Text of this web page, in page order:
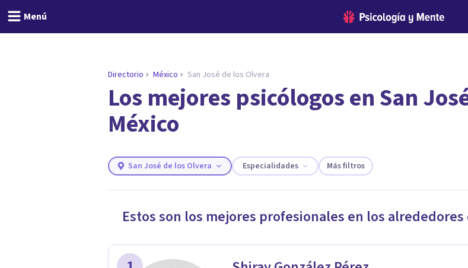
Menú
ENCONTRAR MI TERAPEUTA
¿Necesitas ayuda para encontrar el psicólogo
Responde a unas breves preguntas y te ofreceremos los profesionales que más se
Directorio México San José de los Olvera
Los mejores psicólogos en San
México
San José de los Olvera Especialidades Más filtros
Estos son los mejores profesionales en los alrededores